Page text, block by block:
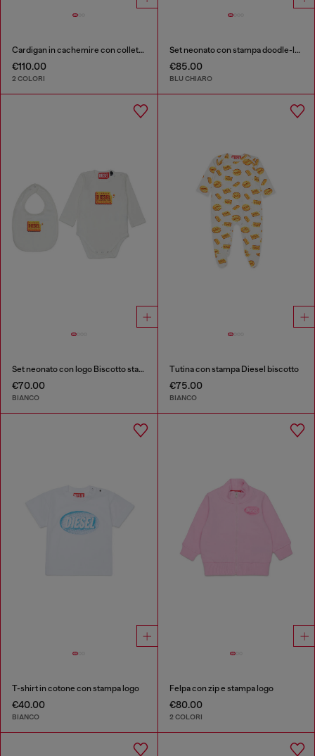
Cardigan in cachemire con colletto smerlato
€110.00
2 COLORI
Set neonato con stampa doodle-logo
€85.00
BLU CHIARO
Set neonato con logo Biscotto stampato
€70.00
BIANCO
Tutina con stampa Diesel biscotto
€75.00
BIANCO
T-shirt in cotone con stampa logo
€40.00
BIANCO
Felpa con zip e stampa logo
€80.00
2 COLORI